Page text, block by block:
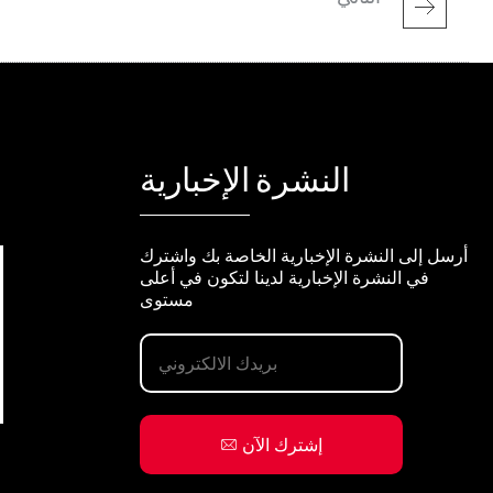
النشرة الإخبارية
أرسل إلى النشرة الإخبارية الخاصة بك واشترك
في النشرة الإخبارية لدينا لتكون في أعلى
مستوى
إشترك الآن